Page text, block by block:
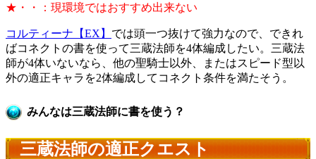
★・・：現環境ではおすすめ出来ない
コルティーナ【EX】 では頭一つ抜けて強力なので、できれ
ばコネクトの書を使って三蔵法師を4体編成したい。三蔵法
師が4体いないなら、他の聖騎士以外、またはスピード型以
外の適正キャラを2体編成してコネクト条件を満たそう。
みんなは三蔵法師に書を使う？
三蔵法師の適正クエスト